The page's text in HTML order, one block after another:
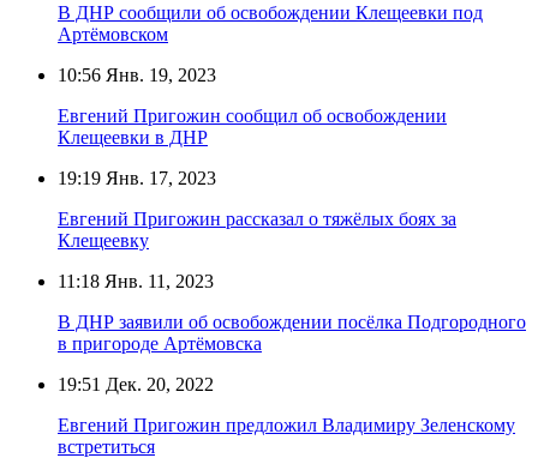
В ДНР сообщили об освобождении Клещеевки под
Артёмовском
10:56 Янв. 19, 2023
Евгений Пригожин сообщил об освобождении
Клещеевки в ДНР
19:19 Янв. 17, 2023
Евгений Пригожин рассказал о тяжёлых боях за
Клещеевку
11:18 Янв. 11, 2023
В ДНР заявили об освобождении посёлка Подгородного
в пригороде Артёмовска
19:51 Дек. 20, 2022
Евгений Пригожин предложил Владимиру Зеленскому
встретиться